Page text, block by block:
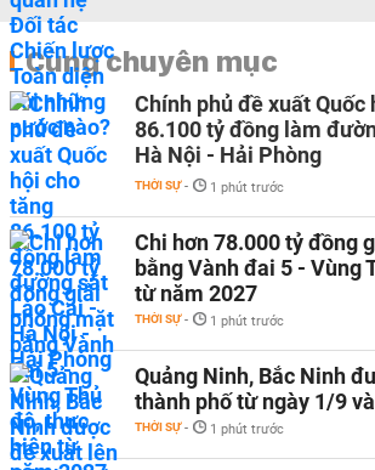
Cùng chuyên mục
Chính phủ đề xuất Quốc
86.100 tỷ đồng làm
Hà Nội - Hải Phòng
THỜI SỰ - 1 phút trước
Chi hơn 78.000 tỷ đồng
bằng Vành đai 5 - Vùng
từ năm 2027
THỜI SỰ - 1 phút trước
Quảng Ninh, Bắc Ninh
thành phố từ ngày 1/9
THỜI SỰ - 1 phút trước